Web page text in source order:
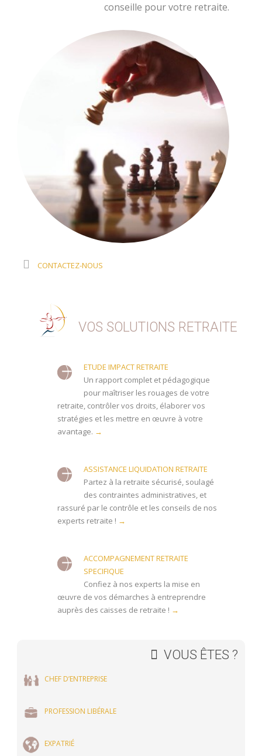
conseille pour votre retraite.
CONTACTEZ-NOUS
VOS SOLUTIONS RETRAITE
ETUDE IMPACT RETRAITE
Un rapport complet et pédagogique
pour maîtriser les rouages de votre
retraite, contrôler vos droits, élaborer vos
stratégies et les mettre en œuvre à votre
avantage. →
ASSISTANCE LIQUIDATION RETRAITE
Partez à la retraite sécurisé, soulagé
des contraintes administratives, et
rassuré par le contrôle et les conseils de nos
experts retraite ! →
ACCOMPAGNEMENT RETRAITE
SPECIFIQUE
Confiez à nos experts la mise en
œuvre de vos démarches à entreprendre
auprès des caisses de retraite ! →
VOUS ÊTES ?
CHEF D’ENTREPRISE
PROFESSION LIBÉRALE
EXPATRIÉ